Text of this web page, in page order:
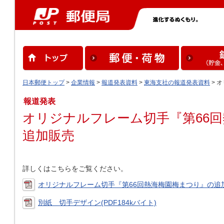
日本郵便トップ> 企業情報 > 報道発表資料 > 東海支社の報道発表資料 >
報道発表
オリジナルフレーム切手『第66
追加販売
詳しくはこちらをご覧ください。
オリジナルフレーム切手『第66回熱海梅園梅まつり』の
別紙 切手デザイン(PDF184kバイト)